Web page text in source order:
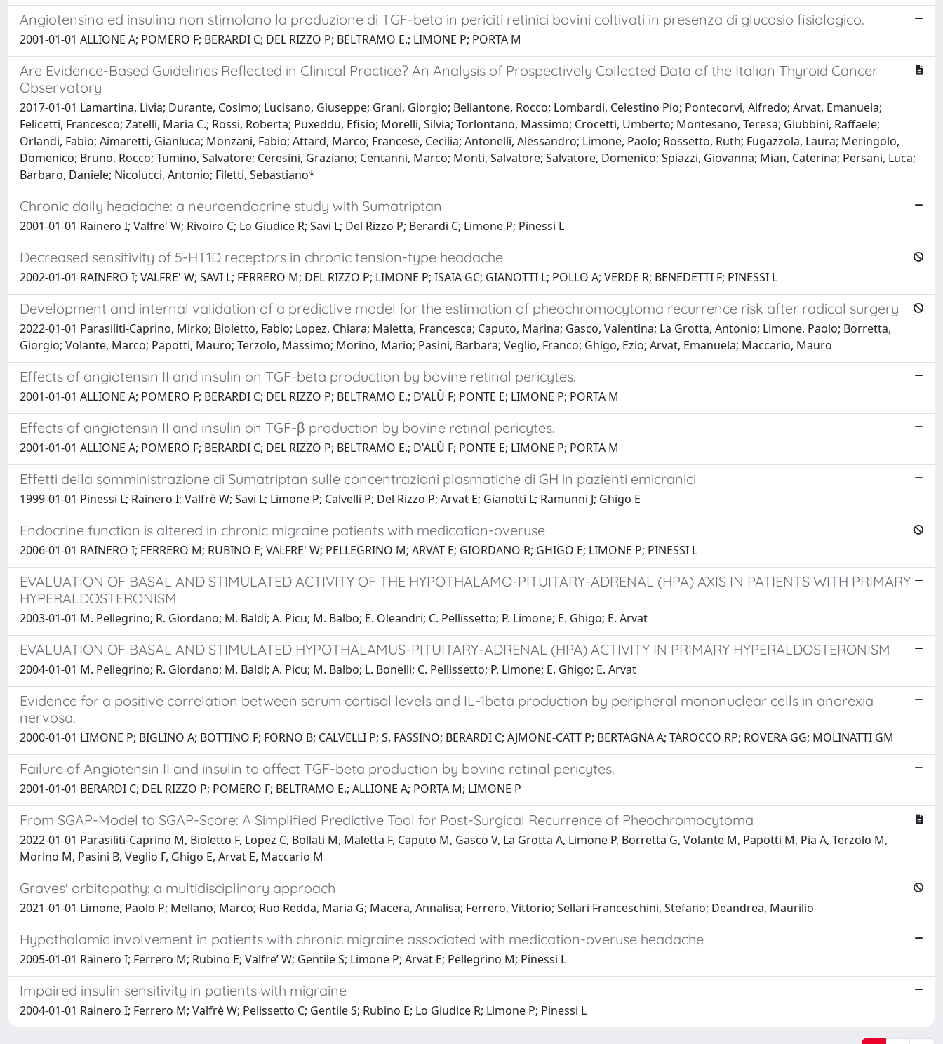
Angiotensina ed insulina non stimolano la produzione di TGF-beta in periciti retinici bovini coltivati in presenza di glucosio fisiologico.
2001-01-01 ALLIONE A; POMERO F; BERARDI C; DEL RIZZO P; BELTRAMO E.; LIMONE P; PORTA M
Are Evidence-Based Guidelines Reflected in Clinical Practice? An Analysis of Prospectively Collected Data of the Italian Thyroid Cancer
Observatory
2017-01-01 Lamartina, Livia; Durante, Cosimo; Lucisano, Giuseppe; Grani, Giorgio; Bellantone, Rocco; Lombardi, Celestino Pio; Pontecorvi, Alfredo; Arvat, Emanuela;
Felicetti, Francesco; Zatelli, Maria C.; Rossi, Roberta; Puxeddu, Efisio; Morelli, Silvia; Torlontano, Massimo; Crocetti, Umberto; Montesano, Teresa; Giubbini, Raffaele;
Orlandi, Fabio; Aimaretti, Gianluca; Monzani, Fabio; Attard, Marco; Francese, Cecilia; Antonelli, Alessandro; Limone, Paolo; Rossetto, Ruth; Fugazzola, Laura; Meringolo,
Domenico; Bruno, Rocco; Tumino, Salvatore; Ceresini, Graziano; Centanni, Marco; Monti, Salvatore; Salvatore, Domenico; Spiazzi, Giovanna; Mian, Caterina; Persani, Luca;
Barbaro, Daniele; Nicolucci, Antonio; Filetti, Sebastiano*
Chronic daily headache: a neuroendocrine study with Sumatriptan
2001-01-01 Rainero I; Valfre' W; Rivoiro C; Lo Giudice R; Savi L; Del Rizzo P; Berardi C; Limone P; Pinessi L
Decreased sensitivity of 5-HT1D receptors in chronic tension-type headache
2002-01-01 RAINERO I; VALFRE' W; SAVI L; FERRERO M; DEL RIZZO P; LIMONE P; ISAIA GC; GIANOTTI L; POLLO A; VERDE R; BENEDETTI F; PINESSI L
Development and internal validation of a predictive model for the estimation of pheochromocytoma recurrence risk after radical surgery
2022-01-01 Parasiliti-Caprino, Mirko; Bioletto, Fabio; Lopez, Chiara; Maletta, Francesca; Caputo, Marina; Gasco, Valentina; La Grotta, Antonio; Limone, Paolo; Borretta,
Giorgio; Volante, Marco; Papotti, Mauro; Terzolo, Massimo; Morino, Mario; Pasini, Barbara; Veglio, Franco; Ghigo, Ezio; Arvat, Emanuela; Maccario, Mauro
Effects of angiotensin II and insulin on TGF-beta production by bovine retinal pericytes.
2001-01-01 ALLIONE A; POMERO F; BERARDI C; DEL RIZZO P; BELTRAMO E.; D'ALÙ F; PONTE E; LIMONE P; PORTA M
Effects of angiotensin II and insulin on TGF-β production by bovine retinal pericytes.
2001-01-01 ALLIONE A; POMERO F; BERARDI C; DEL RIZZO P; BELTRAMO E.; D'ALÙ F; PONTE E; LIMONE P; PORTA M
Effetti della somministrazione di Sumatriptan sulle concentrazioni plasmatiche di GH in pazienti emicranici
1999-01-01 Pinessi L; Rainero I; Valfrè W; Savi L; Limone P; Calvelli P; Del Rizzo P; Arvat E; Gianotti L; Ramunni J; Ghigo E
Endocrine function is altered in chronic migraine patients with medication-overuse
2006-01-01 RAINERO I; FERRERO M; RUBINO E; VALFRE' W; PELLEGRINO M; ARVAT E; GIORDANO R; GHIGO E; LIMONE P; PINESSI L
EVALUATION OF BASAL AND STIMULATED ACTIVITY OF THE HYPOTHALAMO-PITUITARY-ADRENAL (HPA) AXIS IN PATIENTS WITH PRIMARY
HYPERALDOSTERONISM
2003-01-01 M. Pellegrino; R. Giordano; M. Baldi; A. Picu; M. Balbo; E. Oleandri; C. Pellissetto; P. Limone; E. Ghigo; E. Arvat
EVALUATION OF BASAL AND STIMULATED HYPOTHALAMUS-PITUITARY-ADRENAL (HPA) ACTIVITY IN PRIMARY HYPERALDOSTERONISM
2004-01-01 M. Pellegrino; R. Giordano; M. Baldi; A. Picu; M. Balbo; L. Bonelli; C. Pellissetto; P. Limone; E. Ghigo; E. Arvat
Evidence for a positive correlation between serum cortisol levels and IL-1beta production by peripheral mononuclear cells in anorexia
nervosa.
2000-01-01 LIMONE P; BIGLINO A; BOTTINO F; FORNO B; CALVELLI P; S. FASSINO; BERARDI C; AJMONE-CATT P; BERTAGNA A; TAROCCO RP; ROVERA GG; MOLINATTI GM
Failure of Angiotensin II and insulin to affect TGF-beta production by bovine retinal pericytes.
2001-01-01 BERARDI C; DEL RIZZO P; POMERO F; BELTRAMO E.; ALLIONE A; PORTA M; LIMONE P
From SGAP-Model to SGAP-Score: A Simplified Predictive Tool for Post-Surgical Recurrence of Pheochromocytoma
2022-01-01 Parasiliti-Caprino M, Bioletto F, Lopez C, Bollati M, Maletta F, Caputo M, Gasco V, La Grotta A, Limone P, Borretta G, Volante M, Papotti M, Pia A, Terzolo M,
Morino M, Pasini B, Veglio F, Ghigo E, Arvat E, Maccario M
Graves' orbitopathy: a multidisciplinary approach
2021-01-01 Limone, Paolo P; Mellano, Marco; Ruo Redda, Maria G; Macera, Annalisa; Ferrero, Vittorio; Sellari Franceschini, Stefano; Deandrea, Maurilio
Hypothalamic involvement in patients with chronic migraine associated with medication-overuse headache
2005-01-01 Rainero I; Ferrero M; Rubino E; Valfre’ W; Gentile S; Limone P; Arvat E; Pellegrino M; Pinessi L
Impaired insulin sensitivity in patients with migraine
2004-01-01 Rainero I; Ferrero M; Valfrè W; Pelissetto C; Gentile S; Rubino E; Lo Giudice R; Limone P; Pinessi L